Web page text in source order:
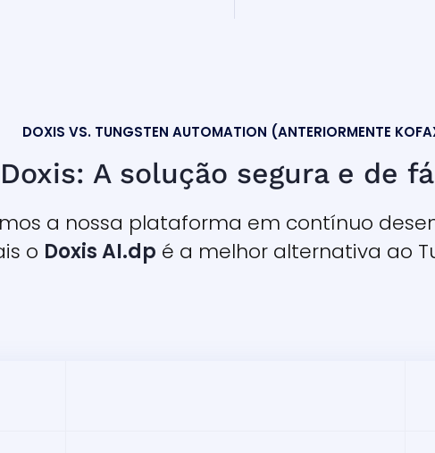
DOXIS VS. TUNGSTEN AUTOMATION (ANTERIORMENTE
A solução segura e de
a nossa plataforma em contínuo
o Doxis AI.dp é a melhor alternativa ao